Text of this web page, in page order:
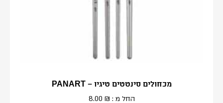
מכחולים סינטטים טיגיו – PANART
החל מ : 8.00 ₪